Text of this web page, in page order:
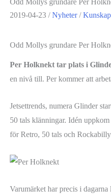
Odd Mollys grundare Per
2019-04-23 /Nyheter/Kunskap
Odd Mollys grundare Per
Per Holknekt tar plats i
en nivå till. Per kommer att
Jetsettrends, numera Glinder
50 tals klänningar. Idén
för Retro, 50 tals och
Varumärket har precis i